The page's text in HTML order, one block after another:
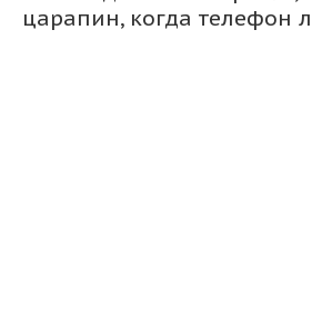
царапин, когда телефон